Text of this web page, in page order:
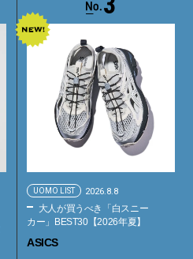
UOMO LIST 2026.8.8
大人が買うべき「白スニー
カー」BEST30【2026年夏】
ASICS